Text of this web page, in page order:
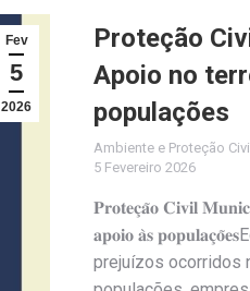
Fev
5
2026
Proteção
Apoio no
populações
Ambiente e Proteção Civil
5 Fevereiro 2026
𝐏𝐫𝐨𝐭𝐞𝐜̧𝐚̃𝐨 𝐂𝐢𝐯𝐢𝐥
𝐚𝐩𝐨𝐢𝐨 𝐚̀𝐬
prejuízos ocorridos